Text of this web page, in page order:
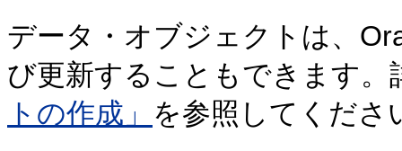
データ・オブジェクトは、
び更新することもできます。
トの作成」 を参照してくださ